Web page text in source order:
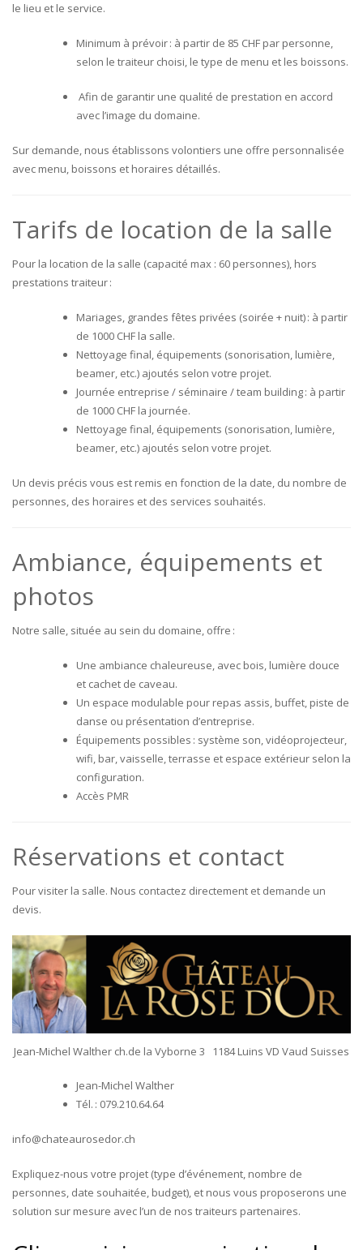
le lieu et le service.
Minimum à prévoir : à partir de 85 CHF par personne,
selon le traiteur choisi, le type de menu et les boissons.
Afin de garantir une qualité de prestation en accord
avec l’image du domaine.
Sur demande, nous établissons volontiers une offre personnalisée
avec menu, boissons et horaires détaillés.
Tarifs de location de la salle
Pour la location de la salle (capacité max : 60 personnes), hors
prestations traiteur :
Mariages, grandes fêtes privées (soirée + nuit) : à partir
de 1000 CHF la salle.
Nettoyage final, équipements (sonorisation, lumière,
beamer, etc.) ajoutés selon votre projet.
Journée entreprise / séminaire / team building : à partir
de 1000 CHF la journée.
Nettoyage final, équipements (sonorisation, lumière,
beamer, etc.) ajoutés selon votre projet.
Un devis précis vous est remis en fonction de la date, du nombre de
personnes, des horaires et des services souhaités.
Ambiance, équipements et
photos
Notre salle, située au sein du domaine, offre :
Une ambiance chaleureuse, avec bois, lumière douce
et cachet de caveau.
Un espace modulable pour repas assis, buffet, piste de
danse ou présentation d’entreprise.
Équipements possibles : système son, vidéoprojecteur,
wifi, bar, vaisselle, terrasse et espace extérieur selon la
configuration.
Accès PMR
Réservations et contact
Pour visiter la salle. Nous contactez directement et demande un
devis.
Jean-Michel Walther ch.de la Vyborne 3 1184 Luins VD Vaud Suisses
Jean-Michel Walther
Tél. : 079.210.64.64
info@chateaurosedor.ch
Expliquez-nous votre projet (type d’événement, nombre de
personnes, date souhaitée, budget), et nous vous proposerons une
solution sur mesure avec l’un de nos traiteurs partenaires.